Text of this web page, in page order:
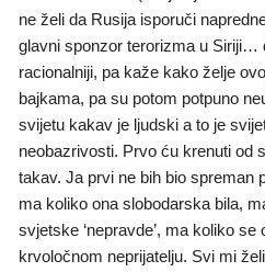
ne želi da Rusija isporuči
glavni sponzor terorizma u Siriji…
racionalniji, pa kaže kako želje
bajkama, pa su potom potpuno
svijetu kakav je ljudski a to je
neobazrivosti. Prvo ću krenuti od
takav. Ja prvi ne bih bio spreman
ma koliko ona slobodarska bila,
svjetske ‘nepravde’, ma koliko
krvoločnom neprijatelju. Svi mi